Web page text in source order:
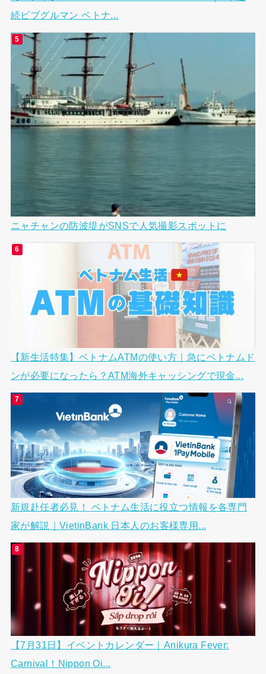
続ビブグルマン ベトナ...
ニャチャンの防波堤がSNSで人気撮影スポットに
【新生活特集】ベトナムATMの使い方｜急にベトナムド
ンが必要になったら？ATM海外キャッシングで現金...
新規赴任者必見！ ベトナム生活に役立つ情報を各専門
家が解説｜VietinBank 日本人のお客様専用...
【7月31日】イベントカレンダー｜Anikura Fever:
Carnival！Nippon Oi...